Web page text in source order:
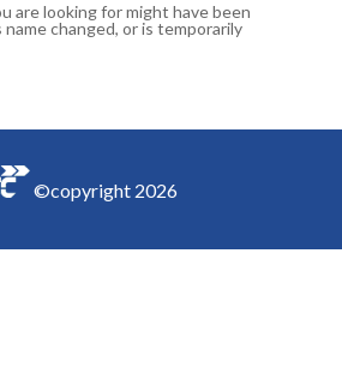
are looking for might have been
name changed, or is temporarily
©copyright 2026